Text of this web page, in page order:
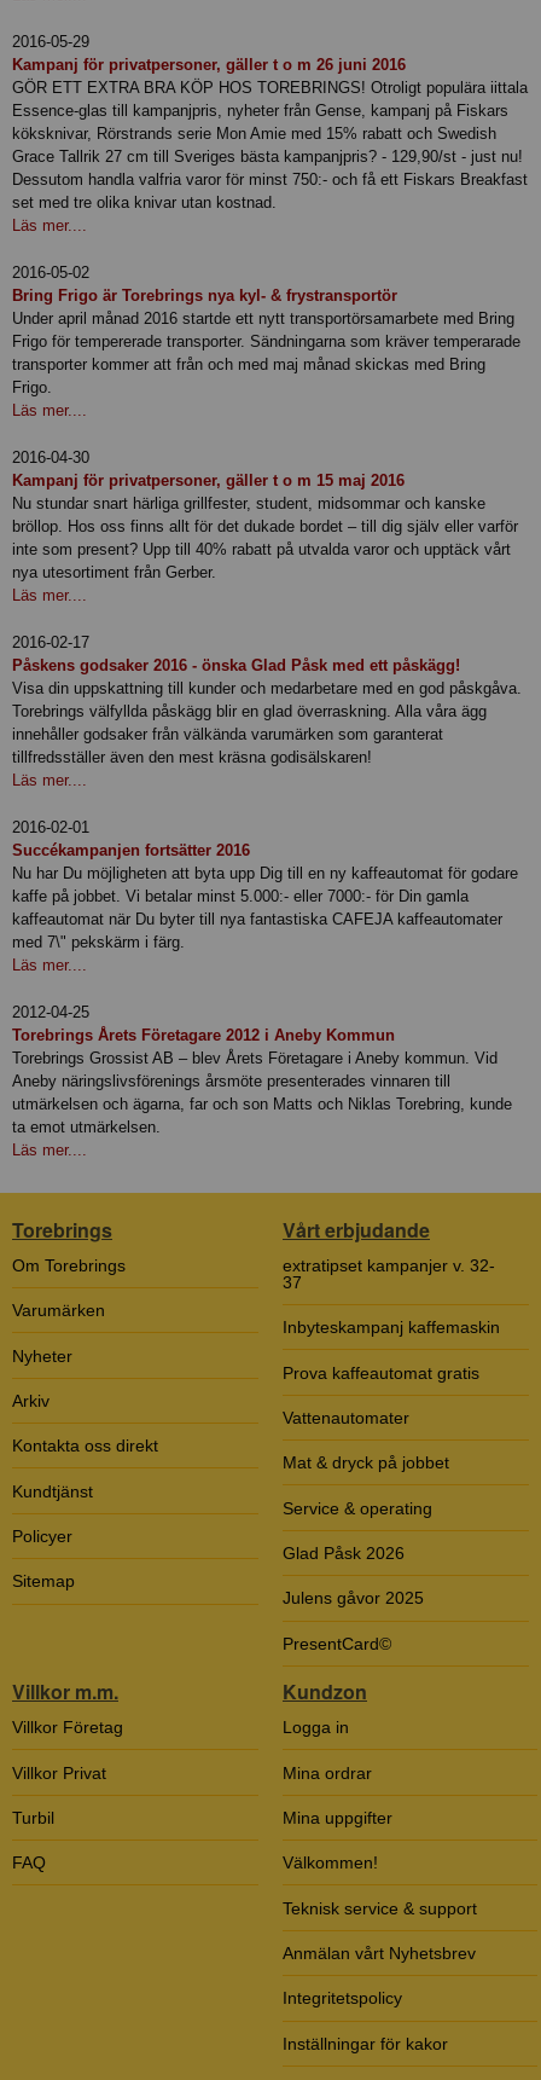
2016-05-29
Kampanj för privatpersoner, gäller t o m 26 juni 2016
GÖR ETT EXTRA BRA KÖP HOS TOREBRINGS! Otroligt populära iittala
Essence-glas till kampanjpris, nyheter från Gense, kampanj på Fiskars
köksknivar, Rörstrands serie Mon Amie med 15% rabatt och Swedish
Grace Tallrik 27 cm till Sveriges bästa kampanjpris? - 129,90/st - just nu!
Dessutom handla valfria varor för minst 750:- och få ett Fiskars Breakfast
set med tre olika knivar utan kostnad.
Läs mer....
2016-05-02
Bring Frigo är Torebrings nya kyl- & frystransportör
Under april månad 2016 startde ett nytt transportörsamarbete med Bring
Frigo för tempererade transporter. Sändningarna som kräver temperarade
transporter kommer att från och med maj månad skickas med Bring
Frigo.
Läs mer....
2016-04-30
Kampanj för privatpersoner, gäller t o m 15 maj 2016
Nu stundar snart härliga grillfester, student, midsommar och kanske
bröllop. Hos oss finns allt för det dukade bordet – till dig själv eller varför
inte som present? Upp till 40% rabatt på utvalda varor och upptäck vårt
nya utesortiment från Gerber.
Läs mer....
2016-02-17
Påskens godsaker 2016 - önska Glad Påsk med ett påskägg!
Visa din uppskattning till kunder och medarbetare med en god påskgåva.
Torebrings välfyllda påskägg blir en glad överraskning. Alla våra ägg
innehåller godsaker från välkända varumärken som garanterat
tillfredsställer även den mest kräsna godisälskaren!
Läs mer....
2016-02-01
Succékampanjen fortsätter 2016
Nu har Du möjligheten att byta upp Dig till en ny kaffeautomat för godare
kaffe på jobbet. Vi betalar minst 5.000:- eller 7000:- för Din gamla
kaffeautomat när Du byter till nya fantastiska CAFEJA kaffeautomater
med 7\" pekskärm i färg.
Läs mer....
2012-04-25
Torebrings Årets Företagare 2012 i Aneby Kommun
Torebrings Grossist AB – blev Årets Företagare i Aneby kommun. Vid
Aneby näringslivsförenings årsmöte presenterades vinnaren till
utmärkelsen och ägarna, far och son Matts och Niklas Torebring, kunde
ta emot utmärkelsen.
Läs mer....
Torebrings
Om Torebrings
Varumärken
Nyheter
Arkiv
Kontakta oss direkt
Kundtjänst
Policyer
Sitemap
Vårt erbjudande
extratipset kampanjer v. 32-
37
Inbyteskampanj kaffemaskin
Prova kaffeautomat gratis
Vattenautomater
Mat & dryck på jobbet
Service & operating
Glad Påsk 2026
Julens gåvor 2025
PresentCard©
Villkor m.m.
Villkor Företag
Villkor Privat
Turbil
FAQ
Kundzon
Logga in
Mina ordrar
Mina uppgifter
Välkommen!
Teknisk service & support
Anmälan vårt Nyhetsbrev
Integritetspolicy
Inställningar för kakor